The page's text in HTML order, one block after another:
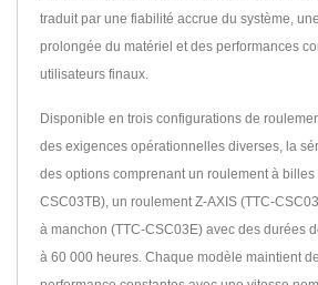
traduit par une fiabilité accrue du système,
prolongée du matériel et des performances
utilisateurs finaux.
Disponible en trois configurations de
des exigences opérationnelles diverses, la
des options comprenant un roulement à
CSC03TB), un roulement Z-AXIS (TTC-
à manchon (TTC-CSC03E) avec des durées
à 60 000 heures. Chaque modèle maintient